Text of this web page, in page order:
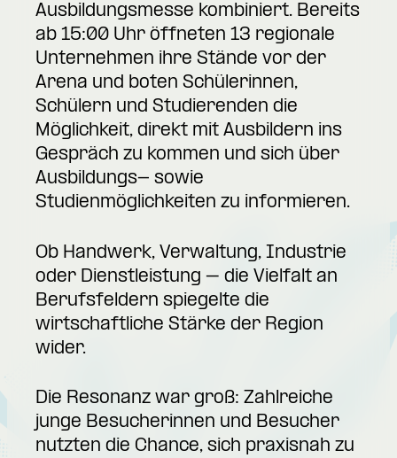
Ausbildungsmesse kombiniert. Bereits
ab 15:00 Uhr öffneten 13 regionale
Unternehmen ihre Stände vor der
Arena und boten Schülerinnen,
Schülern und Studierenden die
Möglichkeit, direkt mit Ausbildern ins
Gespräch zu kommen und sich über
Ausbildungs- sowie
Studienmöglichkeiten zu informieren.
Ob Handwerk, Verwaltung, Industrie
oder Dienstleistung – die Vielfalt an
Berufsfeldern spiegelte die
wirtschaftliche Stärke der Region
wider.
Die Resonanz war groß: Zahlreiche
junge Besucherinnen und Besucher
nutzten die Chance, sich praxisnah zu